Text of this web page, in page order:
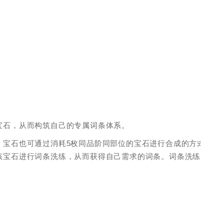
，从而构筑自己的专属词条体系。
石也可通过消耗5枚同品阶同部位的宝石进行合成的方
石进行词条洗练，从而获得自己需求的词条。词条洗